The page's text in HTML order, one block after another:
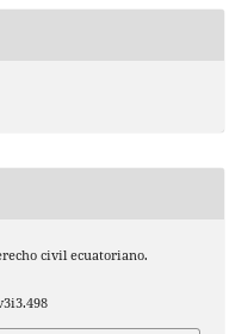
civil ecuatoriano.